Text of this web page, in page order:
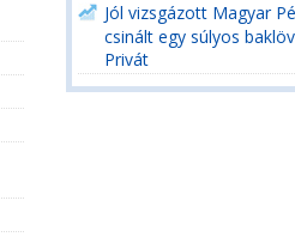
Jól vizsgázott Magyar
csinált egy súlyos
Privát